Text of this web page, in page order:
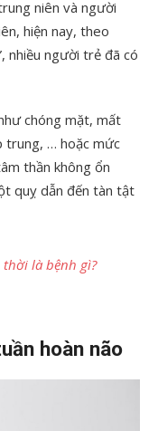
niên và người
hiện nay, theo
nhiều người trẻ đã có
chóng mặt, mất
trung, … hoặc mức
thần không ổn
quỵ dẫn đến tàn tật
là bệnh gì?
hoàn não